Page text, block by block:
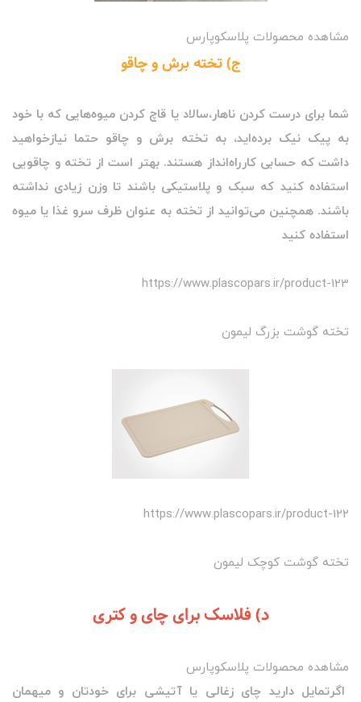
مشاهده محصولات پلاسکوپارس
ج) تخته برش و چاقو
شما برای درست کردن ناهار،سالاد یا قاچ کردن میوه‌هایی که با خود
به پیک نیک برده‌اید، به تخته برش و چاقو حتما نیازخواهید
داشت که حسابی کارراه‌انداز هستند. بهتر است از تخته و چاقویی
استفاده کنید که سبک و پلاستیکی باشند تا وزن زیادی نداشته
باشند. همچنین می‌توانید از تخته به عنوان ظرف سرو غذا یا میوه
استفاده کنید
https://www.plascopars.ir/product-123
تخته گوشت بزرگ لیمون
https://www.plascopars.ir/product-122
تخته گوشت کوچک لیمون
د) فلاسک برای چای و کتری
مشاهده محصولات پلاسکوپارس
اگرتمایل دارید چای زغالی یا آتیشی برای خودتان و میهمان